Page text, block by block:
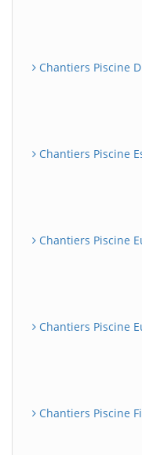
Chantiers Piscine
Chantiers Piscine
Chantiers Piscine
Chantiers Piscine
Chantiers Piscine